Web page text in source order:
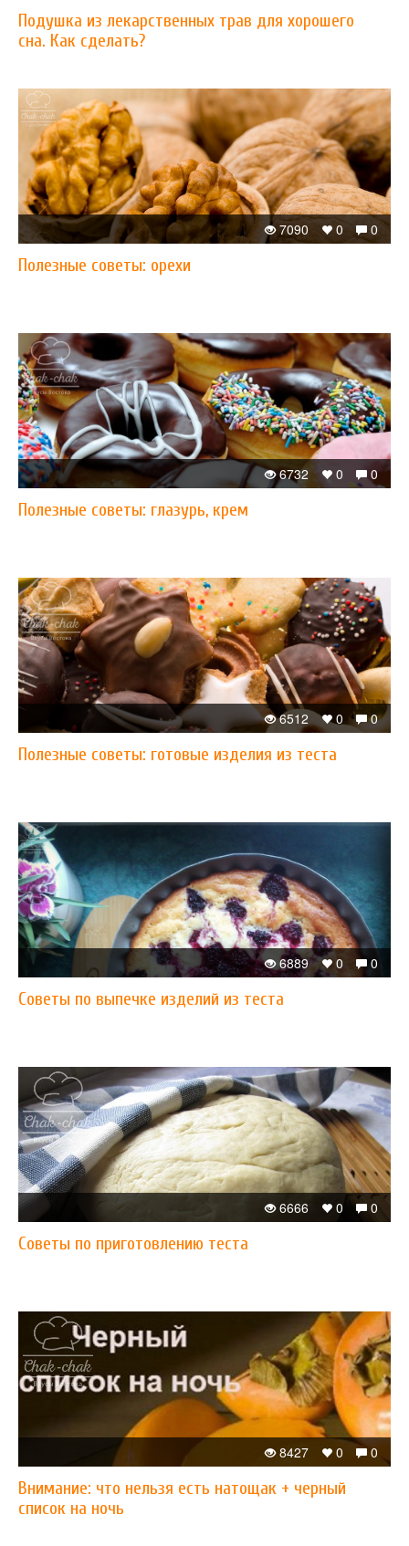
Подушка из лекарственных трав для хорошего
сна. Как сделать?
0
0
7090
Полезные советы: орехи
0
0
6732
Полезные советы: глазурь, крем
0
0
6512
Полезные советы: готовые изделия из теста
0
0
6889
Советы по выпечке изделий из теста
0
0
6666
Советы по приготовлению теста
0
0
8427
Внимание: что нельзя есть натощак + черный
список на ночь